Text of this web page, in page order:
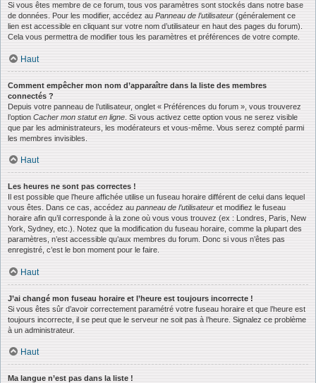
Si vous êtes membre de ce forum, tous vos paramètres sont stockés dans notre base
de données. Pour les modifier, accédez au Panneau de l’utilisateur (généralement ce
lien est accessible en cliquant sur votre nom d’utilisateur en haut des pages du forum).
Cela vous permettra de modifier tous les paramètres et préférences de votre compte.
Haut
Comment empêcher mon nom d’apparaître dans la liste des membres
connectés ?
Depuis votre panneau de l’utilisateur, onglet « Préférences du forum », vous trouverez
l’option Cacher mon statut en ligne . Si vous activez cette option vous ne serez visible
que par les administrateurs, les modérateurs et vous-même. Vous serez compté parmi
les membres invisibles.
Haut
Les heures ne sont pas correctes !
Il est possible que l’heure affichée utilise un fuseau horaire différent de celui dans lequel
vous êtes. Dans ce cas, accédez au panneau de l’utilisateur et modifiez le fuseau
horaire afin qu’il corresponde à la zone où vous vous trouvez (ex : Londres, Paris, New
York, Sydney, etc.). Notez que la modification du fuseau horaire, comme la plupart des
paramètres, n’est accessible qu’aux membres du forum. Donc si vous n’êtes pas
enregistré, c’est le bon moment pour le faire.
Haut
J’ai changé mon fuseau horaire et l’heure est toujours incorrecte !
Si vous êtes sûr d’avoir correctement paramétré votre fuseau horaire et que l’heure est
toujours incorrecte, il se peut que le serveur ne soit pas à l’heure. Signalez ce problème
à un administrateur.
Haut
Ma langue n’est pas dans la liste !